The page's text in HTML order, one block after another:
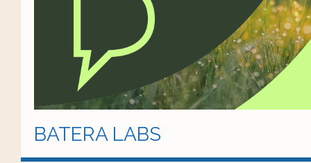
BATERA LABS